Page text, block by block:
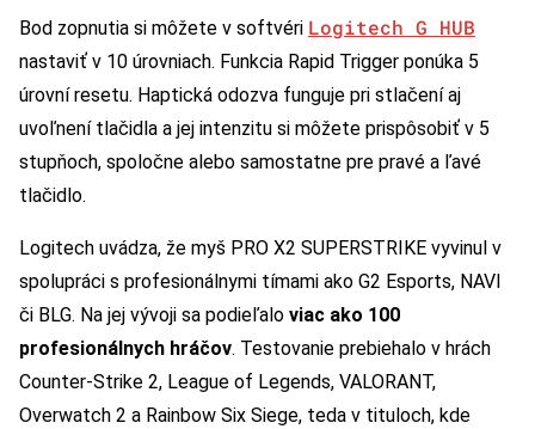
Bod zopnutia si môžete v softvéri Logitech G HUB
nastaviť v 10 úrovniach. Funkcia Rapid Trigger ponúka 5
úrovní resetu. Haptická odozva funguje pri stlačení aj
uvoľnení tlačidla a jej intenzitu si môžete prispôsobiť v 5
stupňoch, spoločne alebo samostatne pre pravé a ľavé
tlačidlo.
Logitech uvádza, že myš PRO X2 SUPERSTRIKE vyvinul v
spolupráci s profesionálnymi tímami ako G2 Esports, NAVI
či BLG. Na jej vývoji sa podieľalo viac ako 100
profesionálnych hráčov. Testovanie prebiehalo v hrách
Counter-Strike 2, League of Legends, VALORANT,
Overwatch 2 a Rainbow Six Siege, teda v tituloch, kde